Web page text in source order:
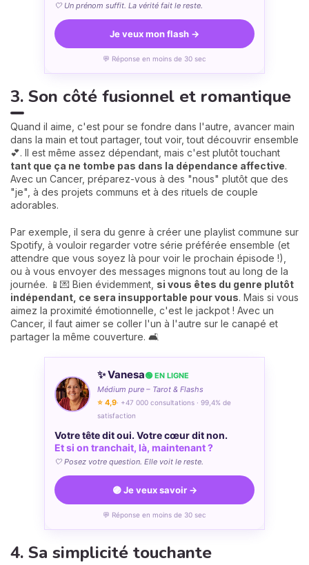
🤍 Un prénom suffit. La vérité fait le reste.
Je veux mon flash →
💬 Réponse en moins de 30 sec
3. Son côté fusionnel et romantique
Quand il aime, c'est pour se fondre dans l'autre, avancer main
dans la main et tout partager, tout voir, tout découvrir ensemble
💕. Il est même assez dépendant, mais c'est plutôt touchant
tant que ça ne tombe pas dans la dépendance affective.
Avec un Cancer, préparez-vous à des "nous" plutôt que des
"je", à des projets communs et à des rituels de couple
adorables.
Par exemple, il sera du genre à créer une playlist commune sur
Spotify, à vouloir regarder votre série préférée ensemble (et
attendre que vous soyez là pour voir le prochain épisode !),
ou à vous envoyer des messages mignons tout au long de la
journée. 📱💌 Bien évidemment, si vous êtes du genre plutôt
indépendant, ce sera insupportable pour vous. Mais si vous
aimez la proximité émotionnelle, c'est le jackpot ! Avec un
Cancer, il faut aimer se coller l'un à l'autre sur le canapé et
partager la même couverture. 🛋️
✨ Vanesa🟢 EN LIGNE
Médium pure – Tarot & Flashs
⭐ 4,9· +47 000 consultations · 99,4% de
satisfaction
Votre tête dit oui. Votre cœur dit non.
Et si on tranchait, là, maintenant ?
🤍 Posez votre question. Elle voit le reste.
🟣 Je veux savoir →
💬 Réponse en moins de 30 sec
4. Sa simplicité touchante